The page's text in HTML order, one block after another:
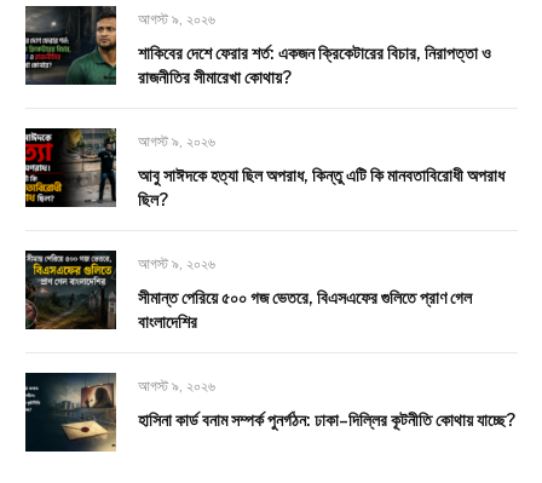
আগস্ট ৯, ২০২৬
শাকিবের দেশে ফেরার শর্ত: একজন ক্রিকেটারের বিচার, নিরাপত্তা ও
রাজনীতির সীমারেখা কোথায়?
আগস্ট ৯, ২০২৬
আবু সাঈদকে হত্যা ছিল অপরাধ, কিন্তু এটি কি মানবতাবিরোধী অপরাধ
ছিল?
আগস্ট ৯, ২০২৬
সীমান্ত পেরিয়ে ৫০০ গজ ভেতরে, বিএসএফের গুলিতে প্রাণ গেল
বাংলাদেশির
আগস্ট ৯, ২০২৬
হাসিনা কার্ড বনাম সম্পর্ক পুনর্গঠন: ঢাকা–দিল্লির কূটনীতি কোথায় যাচ্ছে?